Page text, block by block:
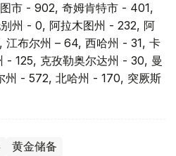
市 - 902, 奇姆肯特市 - 401,
州 - 0, 阿拉木图州 - 232, 阿
江布尔州 – 64, 西哈州 - 31, 卡
- 125, 克孜勒奥尔达州 - 30, 曼
州 - 572, 北哈州 - 170, 突厥斯
黄金储备